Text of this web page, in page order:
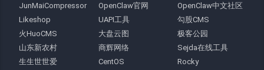
JunMaiCompressor
OpenClaw官网
OpenClaw中文社区
Likeshop
UAPI工具
勾股CMS
火HuoCMS
大盘云图
极客公园
山东新农村
商辉网络
Sejda在线工具
生生世世爱
CentOS
Rocky